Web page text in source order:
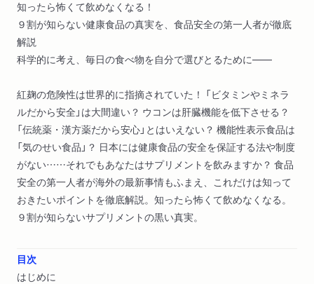
知ったら怖くて飲めなくなる！
９割が知らない健康食品の真実を、食品安全の第一人者が徹底
解説
科学的に考え、毎日の食べ物を自分で選びとるために――
紅麹の危険性は世界的に指摘されていた！ 「ビタミンやミネラ
ルだから安全」は大間違い？ ウコンは肝臓機能を低下させる？
「伝統薬・漢方薬だから安心」とはいえない？ 機能性表示食品は
「気のせい食品」？ 日本には健康食品の安全を保証する法や制度
がない……それでもあなたはサプリメントを飲みますか？ 食品
安全の第一人者が海外の最新事情もふまえ、これだけは知って
おきたいポイントを徹底解説。知ったら怖くて飲めなくなる。
９割が知らないサプリメントの黒い真実。
目次
はじめに